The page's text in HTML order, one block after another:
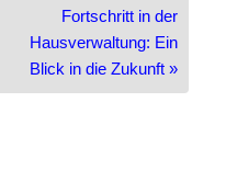
Fortschritt in der
Hausverwaltung: Ein
Blick in die Zukunft »